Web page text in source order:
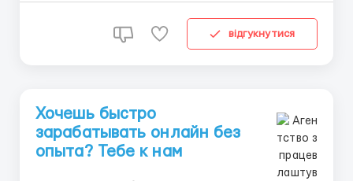
відгукнутися
Хочешь быстро
зарабатывать онлайн без
опыта? Тебе к нам